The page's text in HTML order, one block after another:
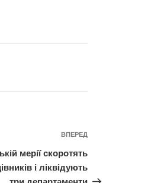
Наступний
ВПЕРЕД
мерії скоротять
і ліквідують